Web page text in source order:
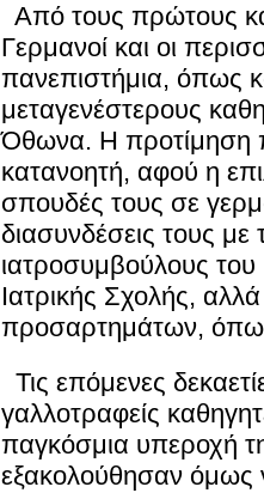
Από τους πρώτους
Γερμανοί και οι
πανεπιστήμια, όπως
μεταγενέστερους
Όθωνα. Η προτίμηση
κατανοητή, αφού η
σπουδές τους σε
διασυνδέσεις τους
ιατροσυμβούλους
Ιατρικής Σχολής,
προσαρτημάτων,
Τις επόμενες
γαλλοτραφείς
παγκόσμια υπεροχή
εξακολούθησαν όμως